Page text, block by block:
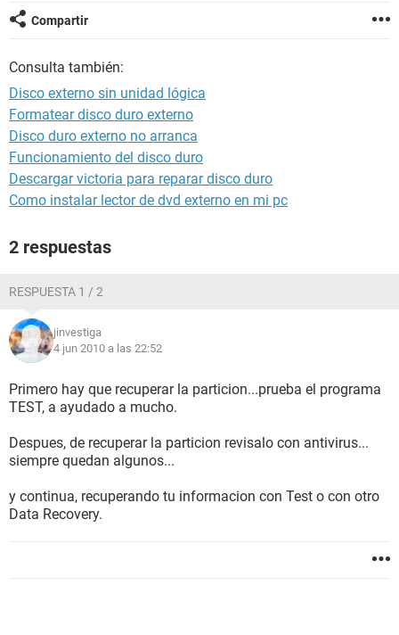
pero la sorpresa fue que casi todos los documentos
quedaron incompletos, la música cortada, fotos sin nombre
me interesa recuperar el espacio del disco, lo que me
interesa es recuperar la informacion. 1)Tengo que formatear
para recuperar? 2)Hay manera de recuperar el arranque
extraviado de la partición dañada sin afectar la información
que tengo en esa unidad?
Compartir
Consulta también:
Disco externo sin unidad lógica
Formatear disco duro externo
Disco duro externo no arranca
Funcionamiento del disco duro
Descargar victoria para reparar disco duro
Como instalar lector de dvd externo en mi pc
2 respuestas
RESPUESTA 1 / 2
jinvestiga
4 jun 2010 a las 22:52
Primero hay que recuperar la particion...prueba el programa
TEST, a ayudado a mucho.
Despues, de recuperar la particion revisalo con antivirus...
siempre quedan algunos...
y continua, recuperando tu informacion con Test o con otro
Data Recovery.